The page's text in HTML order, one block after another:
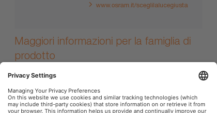
www.osram.it/sceglilalucegiusta
Maggiori informazioni per la famiglia di
prodotto
Le lampade siluro OSRAM ORIGINAL, caratterizzate
dall'affidabile qualità OEM, possono essere utilizzate come
ricambi originali, ad esempio come luci della targa.